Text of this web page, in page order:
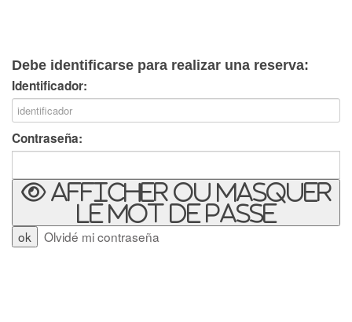
Debe identificarse para realizar una reserva:
Identificador:
Contraseña:
Afficher ou masquer
le mot de passe
Olvidé mi contraseña